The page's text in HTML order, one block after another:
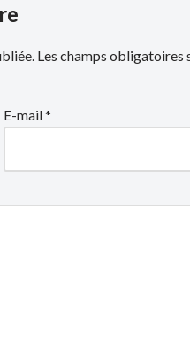
Les champs obligatoires
E-mail*